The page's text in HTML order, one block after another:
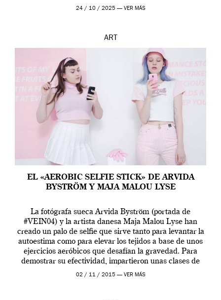
24 / 10 / 2025 — VER MÁS
ART
EL «AEROBIC SELFIE STICK» DE ARVIDA
BYSTRÖM Y MAJA MALOU LYSE
La fotógrafa sueca Arvida Byström (portada de
#VEIN04) y la artista danesa Maja Malou Lyse han
creado un palo de selfie que sirve tanto para levantar la
autoestima como para elevar los tejidos a base de unos
ejercicios aeróbicos que desafían la gravedad. Para
demostrar su efectividad, impartieron unas clases de
prueba en el Tate […]
02 / 11 / 2015 — VER MÁS